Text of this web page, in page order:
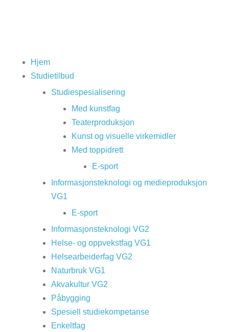
Hjem
Studietilbud
Studiespesialisering
Med kunstfag
Teaterproduksjon
Kunst og visuelle virkemidler
Med toppidrett
E-sport
Informasjonsteknologi og medieproduksjon
VG1
E-sport
Informasjonsteknologi VG2
Helse- og oppvekstfag VG1
Helsearbeiderfag VG2
Naturbruk VG1
Akvakultur VG2
Påbygging
Spesiell studiekompetanse
Enkeltfag